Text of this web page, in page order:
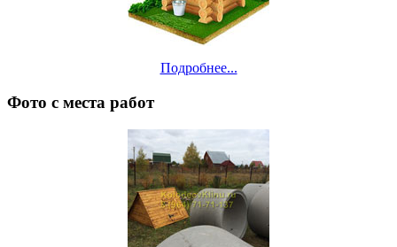
Подробнее...
Фото с места работ